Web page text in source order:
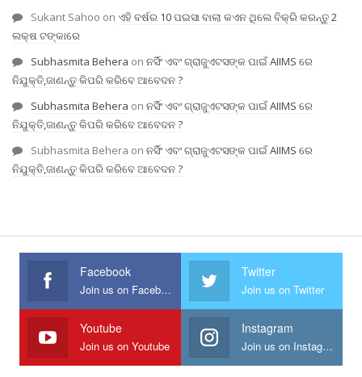
Sukant Sahoo on ଏହି ବର୍ଷର 10 ପଇସା ବାଲା କଏନ ଥିଲେ ବିକ୍ରି କରନ୍ତୁ 2
ଲକ୍ଷ ଟଙ୍କାରେ
Subhasmita Behera on ନର୍ସିଂ ଏବଂ ଗ୍ରାଜୁଏଟସଙ୍କ ପାଇଁ AIIMS ରେ
ନିଯୁକ୍ତି,ଜାଣନ୍ତୁ କିପରି କରିବେ ଆବେଦନ ?
Subhasmita Behera on ନର୍ସିଂ ଏବଂ ଗ୍ରାଜୁଏଟସଙ୍କ ପାଇଁ AIIMS ରେ
ନିଯୁକ୍ତି,ଜାଣନ୍ତୁ କିପରି କରିବେ ଆବେଦନ ?
Subhasmita Behera on ନର୍ସିଂ ଏବଂ ଗ୍ରାଜୁଏଟସଙ୍କ ପାଇଁ AIIMS ରେ
ନିଯୁକ୍ତି,ଜାଣନ୍ତୁ କିପରି କରିବେ ଆବେଦନ ?
Facebook
Join us on Facebook
Twitter
Join us on Twitter
Youtube
Join us on Youtube
Instagram
Join us on Instagram